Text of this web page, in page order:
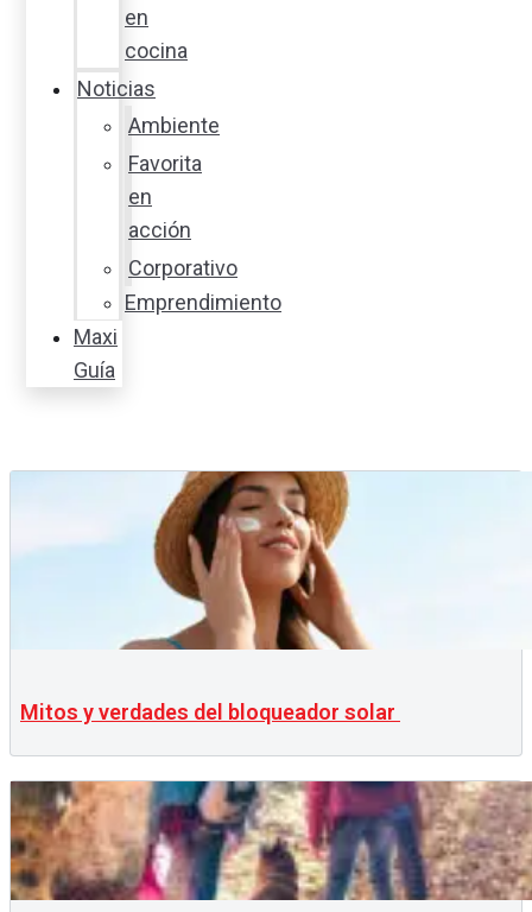
en
cocina
Noticias
Ambiente
Favorita
en
acción
Corporativo
Emprendimiento
Maxi
Guía
Mitos y verdades del bloqueador solar